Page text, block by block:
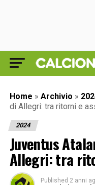
Home » Archivio »
di Allegri: tra ritorni e
2024
Juventus
Allegri: tra
Published 2 anni